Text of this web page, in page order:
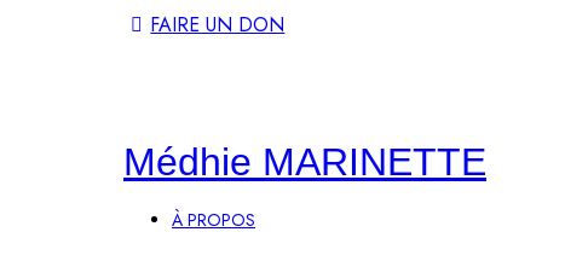
FAIRE UN DON
Médhie
Médhie MARINETTE
À PROPOS